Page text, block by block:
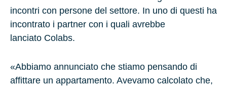
incontri con persone del settore. In uno di questi ha
incontrato i partner con i quali avrebbe
lanciato Colabs.
«Abbiamo annunciato che stiamo pensando di
affittare un appartamento. Avevamo calcolato che,